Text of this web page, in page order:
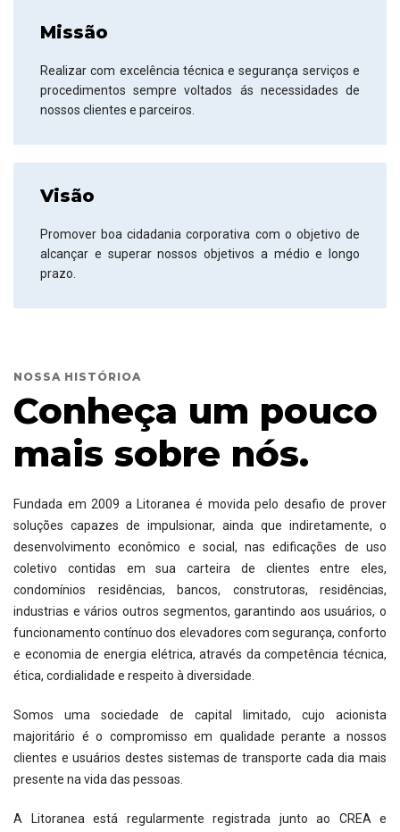
Missão
Realizar com excelência técnica e segurança serviços e
procedimentos sempre voltados ás necessidades de
nossos clientes e parceiros.
Visão
Promover boa cidadania corporativa com o objetivo de
alcançar e superar nossos objetivos a médio e longo
prazo.
NOSSA HISTÓRIOA
Conheça um pouco
mais sobre nós.
Fundada em 2009 a Litoranea é movida pelo desafio de prover
soluções capazes de impulsionar, ainda que indiretamente, o
desenvolvimento econômico e social, nas edificações de uso
coletivo contidas em sua carteira de clientes entre eles,
condomínios residências, bancos, construtoras, residências,
industrias e vários outros segmentos, garantindo aos usuários, o
funcionamento contínuo dos elevadores com segurança, conforto
e economia de energia elétrica, através da competência técnica,
ética, cordialidade e respeito à diversidade.
Somos uma sociedade de capital limitado, cujo acionista
majoritário é o compromisso em qualidade perante a nossos
clientes e usuários destes sistemas de transporte cada dia mais
presente na vida das pessoas.
A Litoranea está regularmente registrada junto ao CREA e